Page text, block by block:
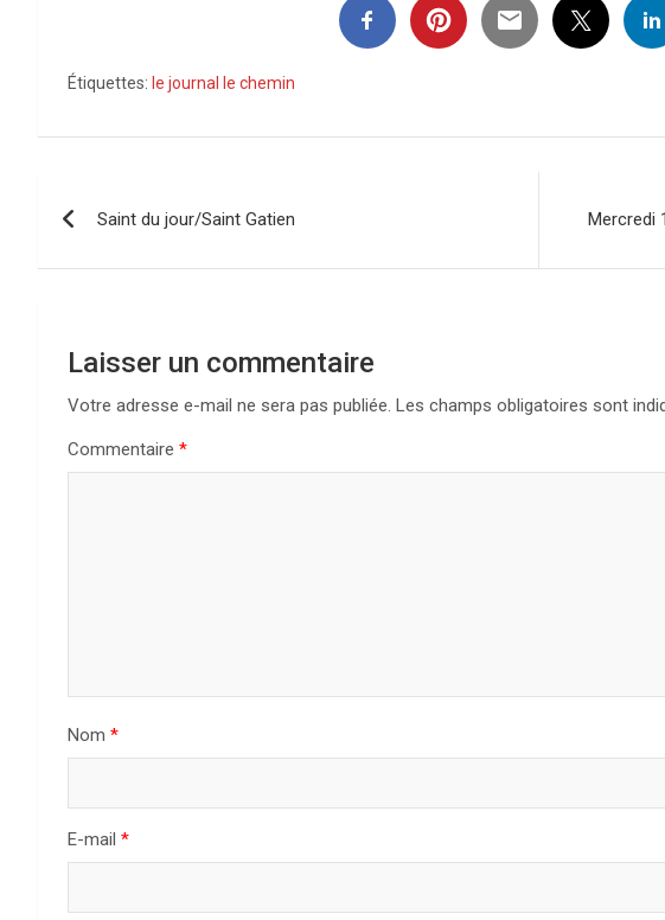
Étiquettes: le journal le chemin
de
Saint du jour/Saint Gatien Mercredi
Laisser un commentaire
Votre adresse e-mail ne sera pas publiée. Les champs obligatoires sont
Commentaire *
Nom *
E-mail *